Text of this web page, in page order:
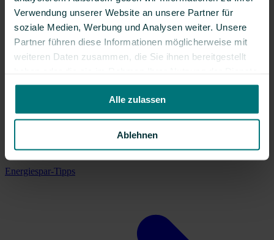
Verwendung unserer Website an unsere Partner für
soziale Medien, Werbung und Analysen weiter. Unsere
Partner führen diese Informationen möglicherweise mit
weiteren Daten zusammen, die Sie ihnen bereitgestellt
gesammelt haben.
Alle zulassen
Ablehnen
Energiespar-Tipps